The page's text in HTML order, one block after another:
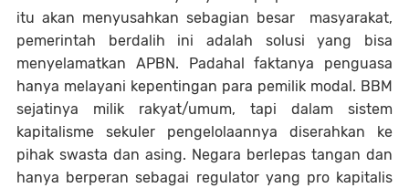
itu akan menyusahkan sebagian besar masyarakat,
pemerintah berdalih ini adalah solusi yang bisa
menyelamatkan APBN. Padahal faktanya penguasa
hanya melayani kepentingan para pemilik modal. BBM
sejatinya milik rakyat/umum, tapi dalam sistem
kapitalisme sekuler pengelolaannya diserahkan ke
pihak swasta dan asing. Negara berlepas tangan dan
hanya berperan sebagai regulator yang pro kapitalis